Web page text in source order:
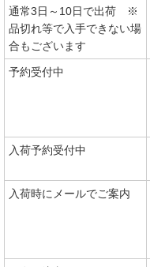
通常3日～10日で出荷 ※
品切れ等で入手できない場
合もございます
予約受付中
入荷予約受付中
入荷時にメールでご案内